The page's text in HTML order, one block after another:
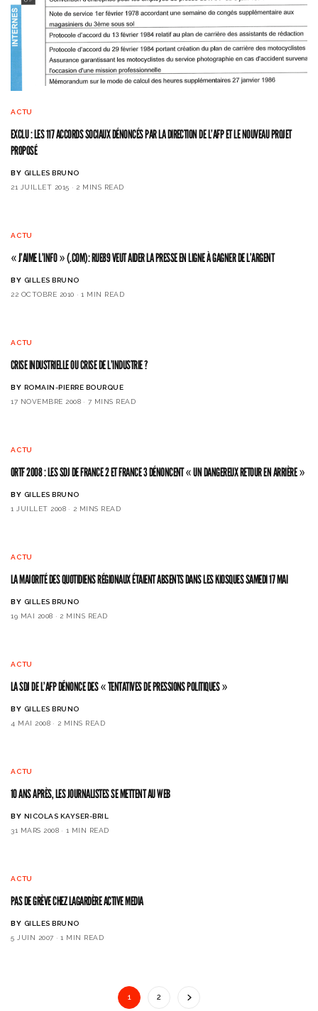
ACTU
EXCLU : LES 117 ACCORDS SOCIAUX DÉNONCÉS PAR LA DIRECTION DE L’AFP ET LE NOUVEAU PROJET
PROPOSÉ
BY GILLES BRUNO
21 JUILLET 2015
2 MINS READ
ACTU
« J’AIME L’INFO » (.COM): RUE89 VEUT AIDER LA PRESSE EN LIGNE À GAGNER DE L’ARGENT
BY GILLES BRUNO
22 OCTOBRE 2010
1 MIN READ
ACTU
CRISE INDUSTRIELLE OU CRISE DE L’INDUSTRIE ?
BY ROMAIN-PIERRE BOURQUE
17 NOVEMBRE 2008
7 MINS READ
ACTU
ORTF 2008 : LES SDJ DE FRANCE 2 ET FRANCE 3 DÉNONCENT « UN DANGEREUX RETOUR EN ARRIÈRE »
BY GILLES BRUNO
1 JUILLET 2008
2 MINS READ
ACTU
LA MAJORITÉ DES QUOTIDIENS RÉGIONAUX ÉTAIENT ABSENTS DANS LES KIOSQUES SAMEDI 17 MAI
BY GILLES BRUNO
19 MAI 2008
2 MINS READ
ACTU
LA SDJ DE L’AFP DÉNONCE DES « TENTATIVES DE PRESSIONS POLITIQUES »
BY GILLES BRUNO
4 MAI 2008
2 MINS READ
ACTU
10 ANS APRÈS, LES JOURNALISTES SE METTENT AU WEB
BY NICOLAS KAYSER-BRIL
31 MARS 2008
1 MIN READ
ACTU
PAS DE GRÈVE CHEZ LAGARDÈRE ACTIVE MEDIA
BY GILLES BRUNO
5 JUIN 2007
1 MIN READ
1 2